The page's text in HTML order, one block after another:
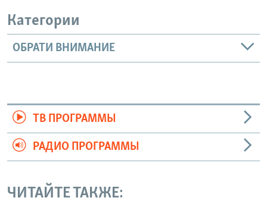
Категории
ОБРАТИ ВНИМАНИЕ
ТВ ПРОГРАММЫ
РАДИО ПРОГРАММЫ
ЧИТАЙТЕ ТАКЖЕ: